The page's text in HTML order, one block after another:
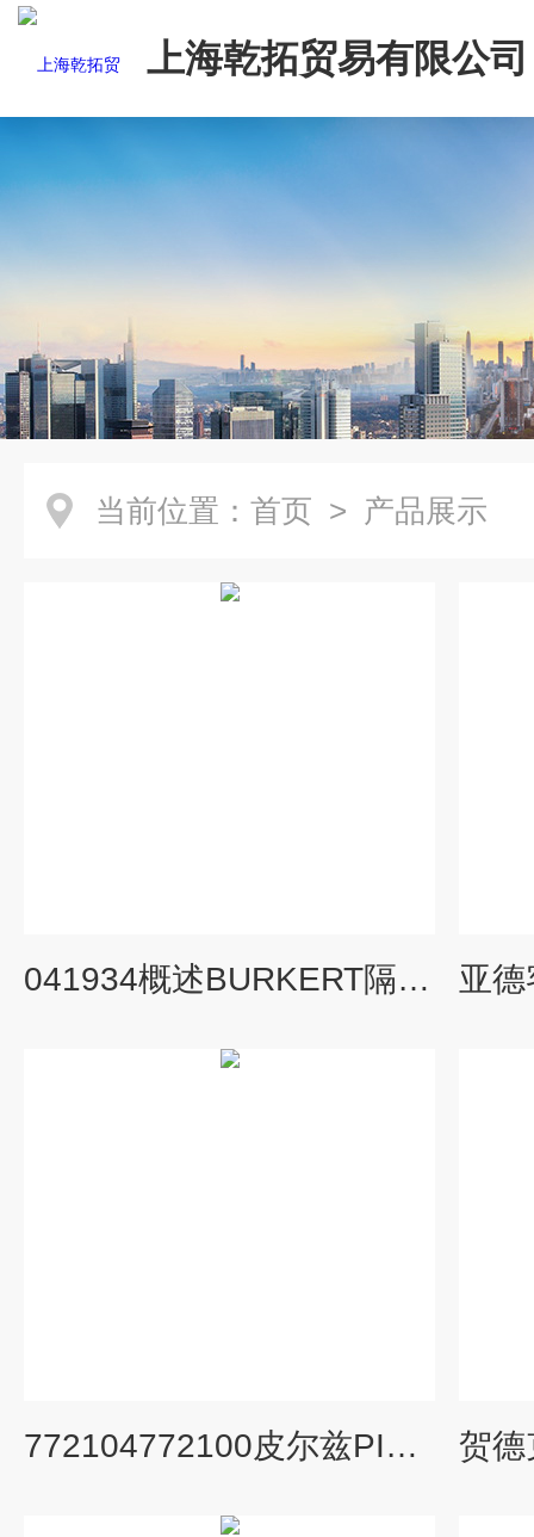
上海乾拓贸易有限公司
当前位置： 首页 > 产品展示
041934概述BURKERT隔离电磁阀规格图样
772104772100皮尔兹PILZ时间继电器772138详细说明